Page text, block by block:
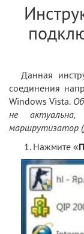
Данная
соединения
Windows Vista.
не
маршрутизатор
Нажмите «